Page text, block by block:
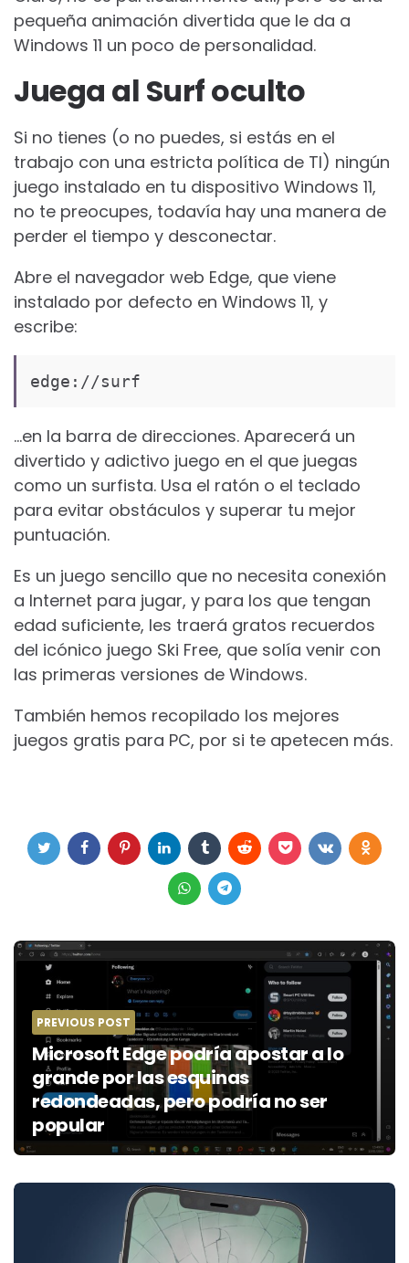
pequeña animación divertida que le da a
Windows 11 un poco de personalidad.
Juega al Surf oculto
Si no tienes (o no puedes, si estás en el
trabajo con una estricta política de TI) ningún
juego instalado en tu dispositivo Windows 11,
no te preocupes, todavía hay una manera de
perder el tiempo y desconectar.
Abre el navegador web Edge, que viene
instalado por defecto en Windows 11, y
escribe:
edge://surf
…en la barra de direcciones. Aparecerá un
divertido y adictivo juego en el que juegas
como un surfista. Usa el ratón o el teclado
para evitar obstáculos y superar tu mejor
puntuación.
Es un juego sencillo que no necesita conexión
a Internet para jugar, y para los que tengan
edad suficiente, les traerá gratos recuerdos
del icónico juego Ski Free, que solía venir con
las primeras versiones de Windows.
También hemos recopilado los mejores
juegos gratis para PC, por si te apetecen más.
Post
navigation
PREVIOUS POST
Microsoft Edge podría apostar a lo
grande por las esquinas
redondeadas, pero podría no ser
popular